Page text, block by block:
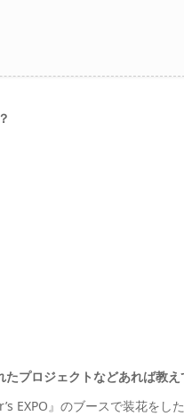
プロジェクトなどあれば教え
EXPO』のブースで装花をした